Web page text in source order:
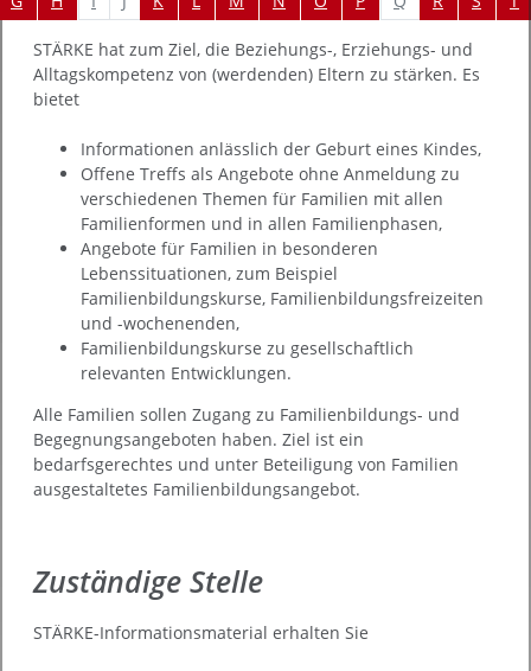
STÄRKE hat zum Ziel, die Beziehungs-, Erziehungs- und
Alltagskompetenz von (werdenden) Eltern zu stärken. Es
bietet
Informationen anlässlich der Geburt eines Kindes,
Offene Treffs als Angebote ohne Anmeldung zu
verschiedenen Themen für Familien mit allen
Familienformen und in allen Familienphasen,
Angebote für Familien in besonderen
Lebenssituationen, zum Beispiel
Familienbildungskurse, Familienbildungsfreizeiten
und -wochenenden,
Familienbildungskurse zu gesellschaftlich
relevanten Entwicklungen.
Alle Familien sollen Zugang zu Familienbildungs- und
Begegnungsangeboten haben. Ziel ist ein
bedarfsgerechtes und unter Beteiligung von Familien
ausgestaltetes Familienbildungsangebot.
Zuständige Stelle
STÄRKE-Informationsmaterial erhalten Sie